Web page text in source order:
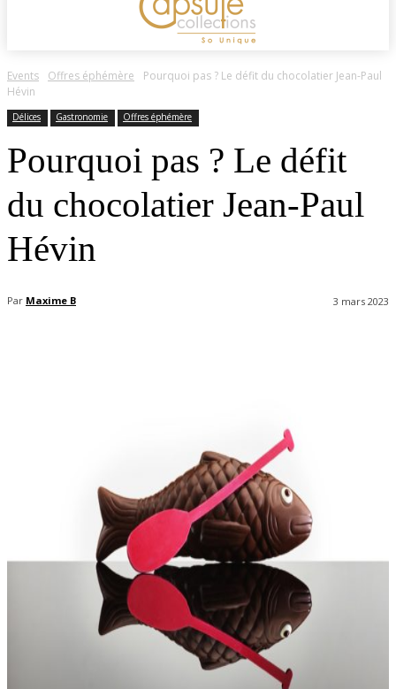
Events Offres éphémère
Pourquoi pas ? Le défit du chocolatier Jean-Paul
Hévin
Délices Gastronomie Offres éphémère
Pourquoi pas ? Le défit
du chocolatier Jean-Paul
Hévin
Par Maxime B 3 mars 2023